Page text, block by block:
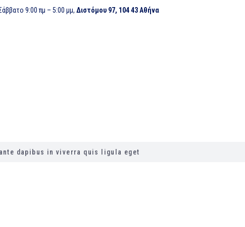
9:00 πμ – 5:00 μμ, Διστόμου 97, 104 43 Αθήνα
ΔΡΑΣΤΗΡΙΟΤΗΤΕΣ ΠΙΣΤΟΠΟΙΗΣΕΙΣ
dapibus in viverra quis ligula eget